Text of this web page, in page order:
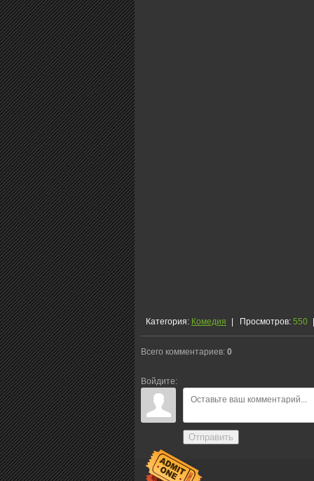
Категория: Комедия | Просмотров: 550 |
Всего комментариев: 0
Войдите:
Отправить